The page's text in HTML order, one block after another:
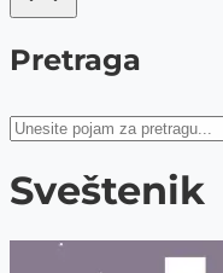
Pretraga
Sveštenik